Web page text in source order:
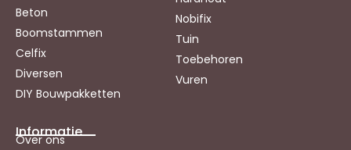
Beton
Boomstammen
Celfix
Diversen
DIY Bouwpakketten
Nobifix
Tuin
Toebehoren
Vuren
Informatie
Over ons